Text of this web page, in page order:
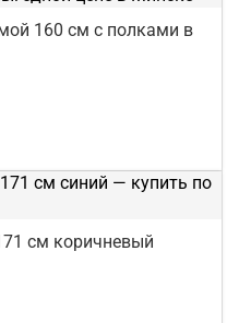
160 см с полками в
см коричневый